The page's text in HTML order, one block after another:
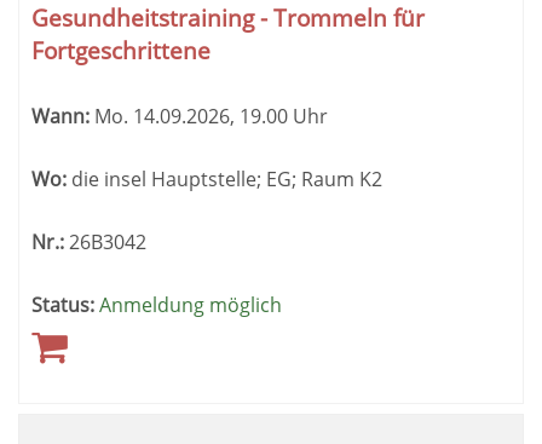
Gesundheitstraining - Trommeln für
Fortgeschrittene
Wann: Mo. 14.09.2026, 19.00 Uhr
Wo: die insel Hauptstelle; EG; Raum K2
Nr.:26B3042
Status:Anmeldung möglich